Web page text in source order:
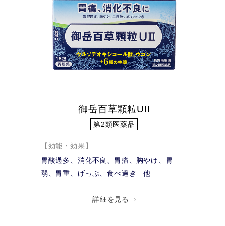
御岳百草顆粒UII
第2類医薬品
【効能・効果】
胃酸過多、消化不良、胃痛、胸やけ、胃
弱、胃重、げっぷ、食べ過ぎ 他
詳細を見る